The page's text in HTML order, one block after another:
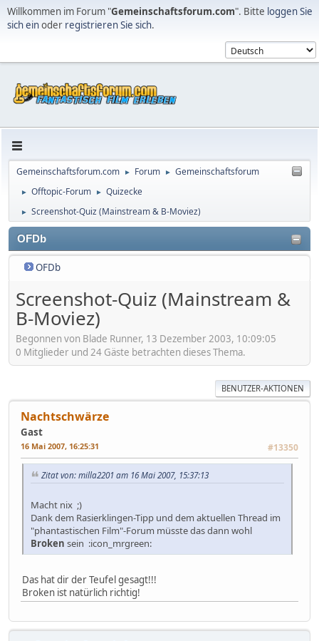
Willkommen im Forum "Gemeinschaftsforum.com". Bitte loggen Sie
sich einoder registrieren Sie sich.
Gemeinschaftsforum.com ► Forum ► Gemeinschaftsforum
► Offtopic-Forum ► Quizecke
► Screenshot-Quiz (Mainstream & B-Moviez)
OFDb
OFDb
Screenshot-Quiz (Mainstream &
B-Moviez)
Begonnen von Blade Runner, 13 Dezember 2003, 10:09:05
0 Mitglieder und 24 Gäste betrachten dieses Thema.
BENUTZER-AKTIONEN
Nachtschwärze
Gast
16 Mai 2007, 16:25:31 #13350
Zitat von: milla2201 am 16 Mai 2007, 15:37:13
Macht nix ;)
Dank dem Rasierklingen-Tipp und dem aktuellen Thread im
"phantastischen Film"-Forum müsste das dann wohl
Broken sein :icon_mrgreen:
Das hat dir der Teufel gesagt!!!
Broken ist natürlich richtig!